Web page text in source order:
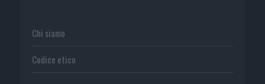
Chi siamo
Codice etico